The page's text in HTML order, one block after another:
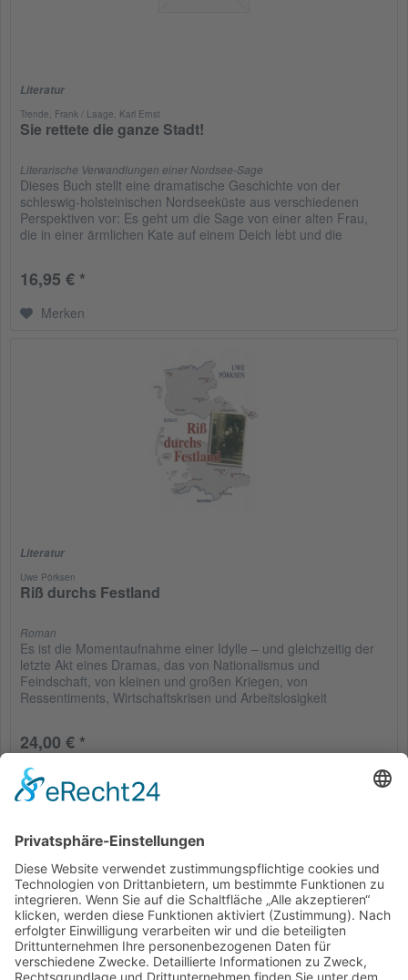
Literatur
Trende, Frank / Laage, Karl Ernst
Sie rettete die ganze Stadt!
Literarische Verwandlungen einer Nordsee-Sage
Dieses Buch stellt eine dramatische Geschichte von der
schleswig-holsteinischen Nordseeküste aus verschiedenen
Perspektiven vor: Es geht um die Sage von einer alten Frau,
die in einer ärmlichen Kate auf einem Deich lebt und die
16,95 € *
Merken
Literatur
Uwe Pörksen
Riß durchs Festland
Roman
Es ist die Momentaufnahme einer Idylle – und gleichzeitig der
letzte Akt eines Dramas, das von Nationalismus und
Feindschaft, von kleinen und großen Kriegen, von
Ressentiments, Wirtschaftskrisen und Arbeitslosigkeit
24,00 € *
Merken
Service Hotline
Shop Service
Informationen